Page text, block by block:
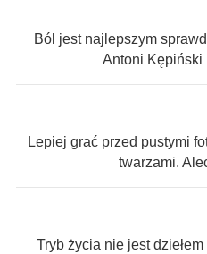
Ból jest najlepszym
Antoni Kępiński
Lepiej grać przed pustymi
twarzami.
Tryb życia nie jest